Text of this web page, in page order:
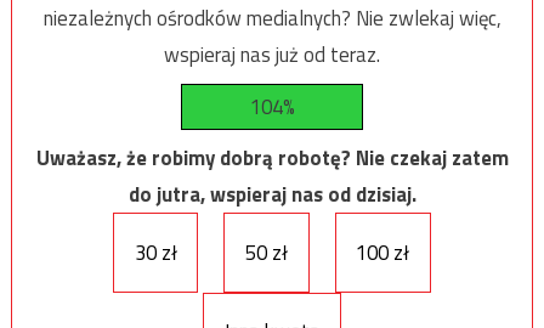
niezależnych ośrodków medialnych? Nie zwlekaj więc,
wspieraj nas już od teraz.
104%
Uważasz, że robimy dobrą robotę? Nie czekaj zatem
do jutra, wspieraj nas od dzisiaj.
30 zł
50 zł 100 zł